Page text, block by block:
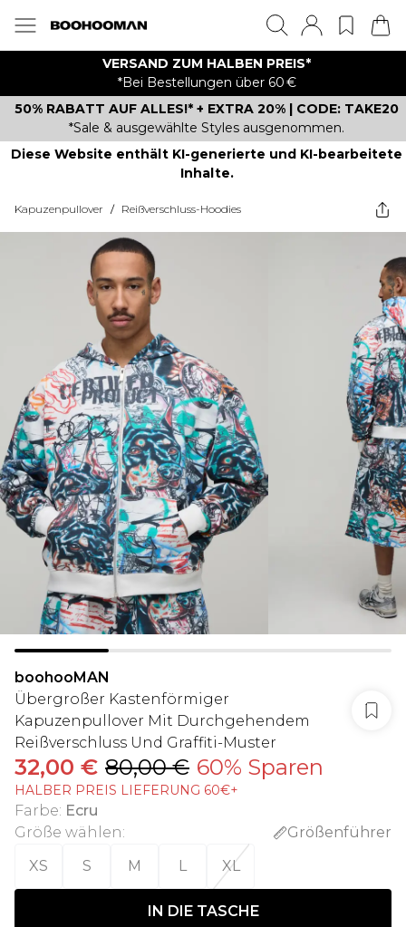
VERSAND ZUM HALBEN PREIS*
*Bei Bestellungen über 60 €
50% RABATT AUF ALLES!* + EXTRA 20% | CODE: TAKE20
*Sale & ausgewählte Styles ausgenommen.
Diese Website enthält KI-generierte und KI-bearbeitete
Inhalte.
Kapuzenpullover / Reißverschluss-Hoodies
boohooMAN
Übergroßer Kastenförmiger
Kapuzenpullover Mit Durchgehendem
Reißverschluss Und Graffiti-Muster
32,00 € 80,00 € 60% Sparen
HALBER PREIS LIEFERUNG 60€+
Farbe: Ecru
Größe wählen:
Größenführer
XS
S M L XL
IN DIE TASCHE